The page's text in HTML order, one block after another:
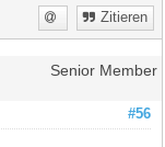
Zitieren
Senior Member
#56